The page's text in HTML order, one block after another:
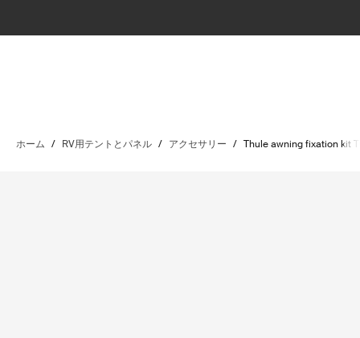
ホーム / RV用テントとパネル / アクセサリー / Thule awning fixation kit